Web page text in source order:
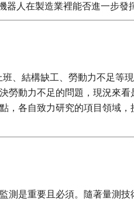
人在製造業裡能否進一步發
、結構缺工、勞動力不足等
勞動力不足的問題，現況來
各自致力研究的項目領域
是重要且必須。隨著量測